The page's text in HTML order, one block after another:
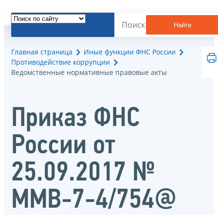
Найти
Главная страница
Иные функции ФНС России
Противодействие коррупции
Ведомственные нормативные правовые акты
Приказ ФНС
России от
25.09.2017 №
ММВ-7-4/754@